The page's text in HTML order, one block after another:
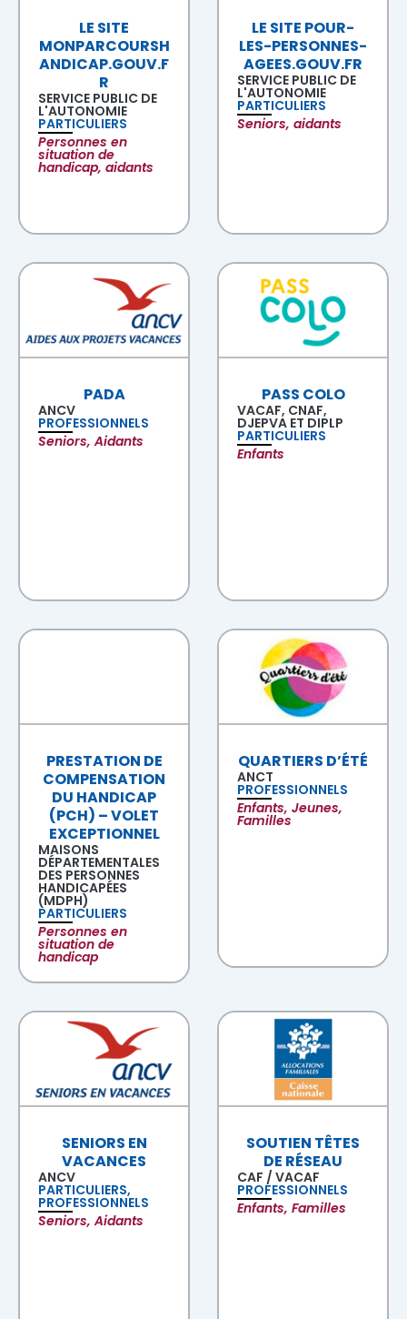
LE SITE
MONPARCOURSH
ANDICAP.GOUV.F
R
SERVICE PUBLIC DE
L'AUTONOMIE
PARTICULIERS
Personnes en
situation de
handicap, aidants
LE SITE POUR-
LES-PERSONNES-
AGEES.GOUV.FR
SERVICE PUBLIC DE
L'AUTONOMIE
PARTICULIERS
Seniors, aidants
PADA
ANCV
PROFESSIONNELS
Seniors, Aidants
PASS COLO
VACAF, CNAF,
DJEPVA ET DIPLP
PARTICULIERS
Enfants
PRESTATION DE
COMPENSATION
DU HANDICAP
(PCH) – VOLET
EXCEPTIONNEL
MAISONS
DÉPARTEMENTALES
DES PERSONNES
HANDICAPÉES
(MDPH)
PARTICULIERS
Personnes en
situation de
handicap
QUARTIERS D’ÉTÉ
ANCT
PROFESSIONNELS
Enfants, Jeunes,
Familles
SENIORS EN
VACANCES
ANCV
PARTICULIERS,
PROFESSIONNELS
Seniors, Aidants
SOUTIEN TÊTES
DE RÉSEAU
CAF / VACAF
PROFESSIONNELS
Enfants, Familles